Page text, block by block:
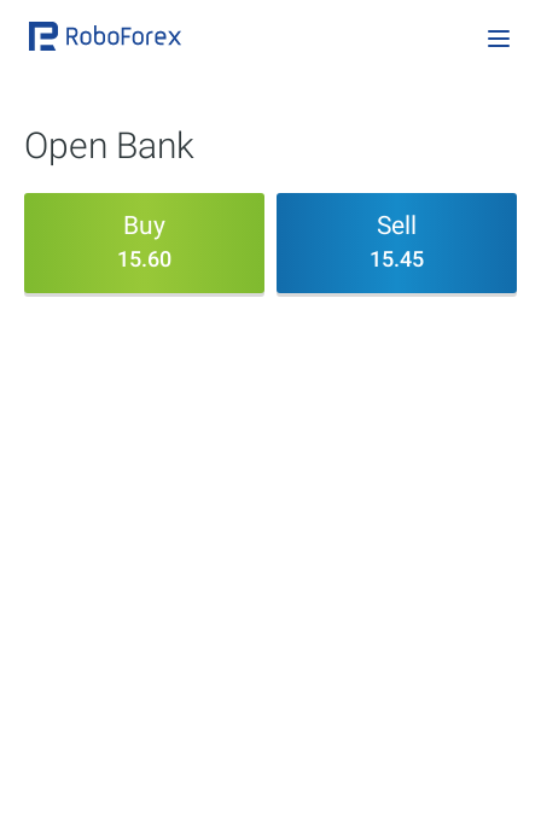
Open Bank
Buy
15.60
Sell
15.45